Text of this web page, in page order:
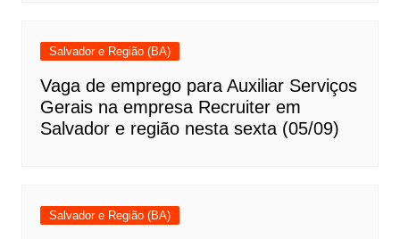
Salvador e Região (BA)
Vaga de emprego para Auxiliar Serviços
Gerais na empresa Recruiter em
Salvador e região nesta sexta (05/09)
Salvador e Região (BA)